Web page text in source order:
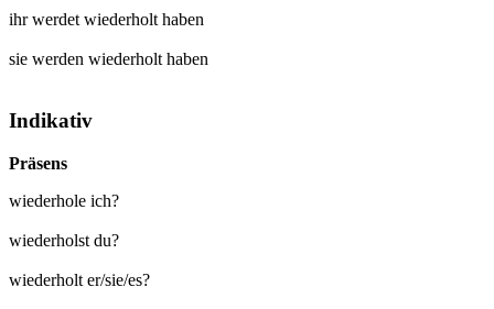
ihr werdet wiederholt haben
sie werden wiederholt haben
Indikativ
Präsens
wiederhole ich?
wiederholst du?
wiederholt er/sie/es?